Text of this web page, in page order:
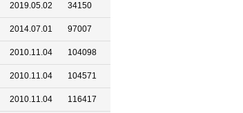
2019.05.02 34150
2014.07.01 97007
2010.11.04 104098
2010.11.04 104571
2010.11.04 116417